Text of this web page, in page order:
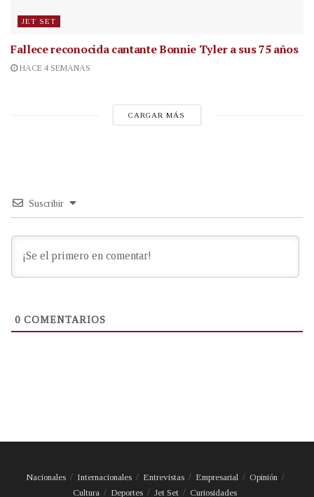
JET SET
Fallece reconocida cantanteBonnie Tyler a sus 75 años
HACE 4 SEMANAS
CARGAR MÁS
Suscribir
0 COMENTARIOS
Nacionales Internacionales Entrevistas Empresarial
Opinión
Cultura
Deportes Jet Set Curiosidades